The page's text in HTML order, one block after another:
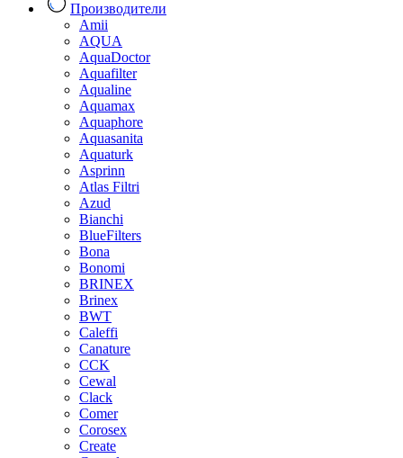
Производители
Amii
AQUA
AquaDoctor
Aquafilter
Aqualine
Aquamax
Aquaphore
Aquasanita
Aquaturk
Asprinn
Atlas Filtri
Azud
Bianchi
BlueFilters
Bona
Bonomi
BRINEX
Brinex
BWT
Caleffi
Canature
CCK
Cewal
Clack
Comer
Corosex
Create